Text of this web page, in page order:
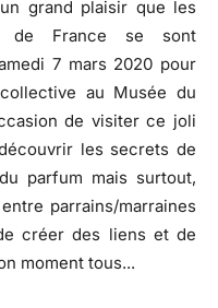
grand plaisir que les
de France se sont
7 mars 2020 pour
au Musée du
de visiter ce joli
les secrets de
parfum mais surtout,
parrains/marraines
créer des liens et de
moment tous...